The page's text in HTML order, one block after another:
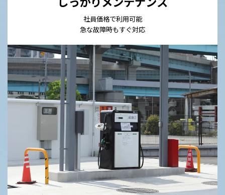
社員価格で利用可能
急な故障時もすぐ対応